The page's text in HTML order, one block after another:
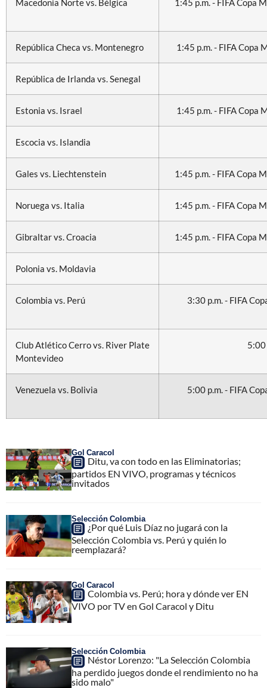
República Checa vs. Montenegro 1:45 p.m. - FIFA Copa
República de Irlanda vs. Senegal
Estonia vs. Israel 1:45 p.m. - FIFA Copa
Escocia vs. Islandia
Gales vs. Liechtenstein 1:45 p.m. - FIFA Copa
Noruega vs. Italia 1:45 p.m. - FIFA Copa
Gibraltar vs. Croacia 1:45 p.m. - FIFA Copa
Polonia vs. Moldavia
Colombia vs. Perú 3:30 p.m. - FIFA
Club Atlético Cerro vs. River Plate
Montevideo
5:00
Venezuela vs. Bolivia 5:00 p.m. - FIFA
Gol Caracol
Ditu, va con todo en las Eliminatorias;
partidos EN VIVO, programas y técnicos
invitados
Selección Colombia
¿Por qué Luis Díaz no jugará con la
Selección Colombia vs. Perú y quién lo
reemplazará?
Gol Caracol
Colombia vs. Perú; hora y dónde ver EN
VIVO por TV en Gol Caracol y Ditu
Selección Colombia
Néstor Lorenzo: "La Selección Colombia
ha perdido juegos donde el rendimiento no ha
sido malo"